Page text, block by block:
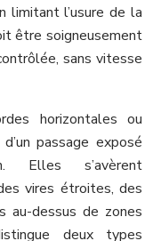
limitant l’usure de la
être soigneusement
sans vitesse
horizontales ou
passage exposé
Elles s’avèrent
vires étroites, des
au-dessus de zones
deux types